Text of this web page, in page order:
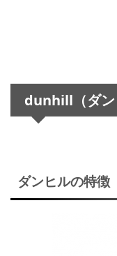
dunhill（ダン
ダンヒルの特徴